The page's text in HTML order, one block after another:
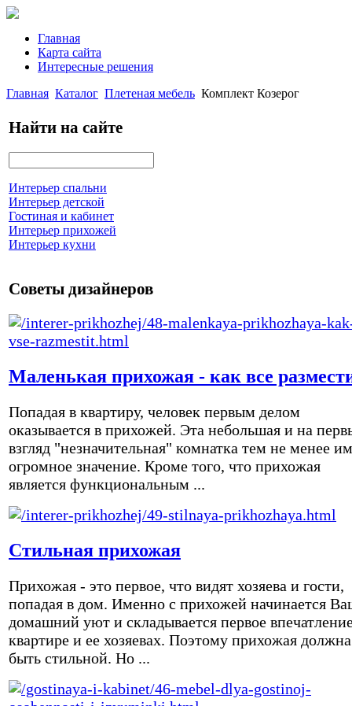
Главная
Карта сайта
Интересные решения
Главная Каталог Плетеная мебель Комплект Козерог
Найти на сайте
Интерьер спальни
Интерьер детской
Гостиная и кабинет
Интерьер прихожей
Интерьер кухни
Советы дизайнеров
Маленькая прихожая - как все
Попадая в квартиру, человек первым делом
оказывается в прихожей. Эта небольшая и на
взгляд "незначительная" комнатка тем не менее
огромное значение. Кроме того, что прихожая
является функциональным ...
Стильная прихожая
Прихожая - это первое, что видят хозяева и гости,
попадая в дом. Именно с прихожей начинается
домашний уют и складывается первое
квартире и ее хозяевах. Поэтому прихожая должна
быть стильной. Но ...